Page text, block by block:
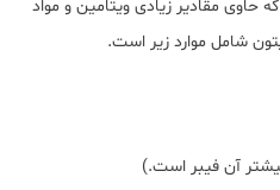
حاوی مقادیر زیادی ویتامین و مواد
شامل موارد زیر است.